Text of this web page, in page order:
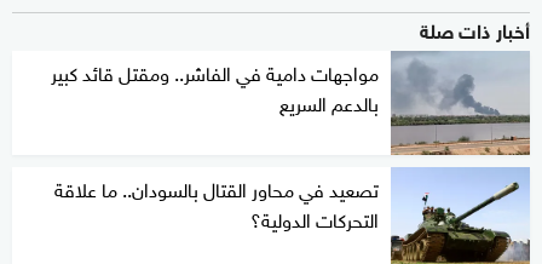
أخبار ذات صلة
مواجهات دامية في الفاشر.. ومقتل قائد كبير
بالدعم السريع
تصعيد في محاور القتال بالسودان.. ما علاقة
التحركات الدولية؟